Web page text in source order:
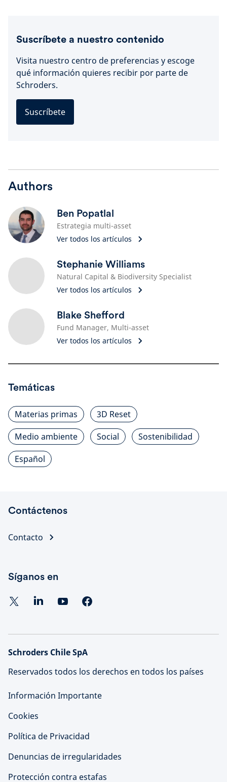
Suscríbete a nuestro contenido
Visita nuestro centro de preferencias y escoge
qué información quieres recibir por parte de
Schroders.
Suscríbete
Authors
Ben Popatlal
Estrategia multi-asset
Ver todos los artículos
Stephanie Williams
Natural Capital & Biodiversity Specialist
Ver todos los artículos
Blake Shefford
Fund Manager, Multi-asset
Ver todos los artículos
Temáticas
Materias primas
3D Reset
Medio ambiente
Social
Sostenibilidad
Español
Contáctenos
Contacto
Síganos en
Schroders Chile SpA
Reservados todos los derechos en todos los países
Información Importante
Cookies
Política de Privacidad
Denuncias de irregularidades
Protección contra estafas